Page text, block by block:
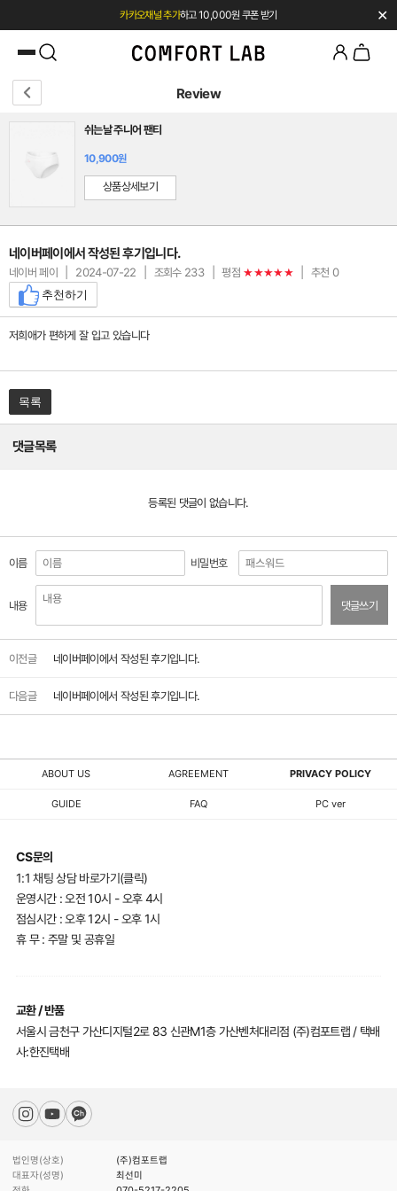
카카오채널 추가하고 10,000원 쿠폰 받기
첫 구매 시 베스트셀러 50% 즉시 할인
✕
Review
쉬는날 주니어 팬티
10,900원
상품상세보기
네이버페이에서 작성된 후기입니다.
네이버 페이 2024-07-22 조회수 233 평점 ★★★★★ 추천 0
추천하기
저희애가 편하게 잘 입고 있습니다
목록
댓글목록
등록된 댓글이 없습니다.
이름 비밀번호
내용 댓글쓰기
이전글 네이버페이에서 작성된 후기입니다.
다음글 네이버페이에서 작성된 후기입니다.
ABOUT US AGREEMENT PRIVACY POLICY
GUIDE FAQ PC ver
CS문의
1:1 채팅 상담 바로가기(클릭)
운영시간 : 오전 10시 - 오후 4시
점심시간 : 오후 12시 - 오후 1시
휴 무 : 주말 및 공휴일
교환 / 반품
서울시 금천구 가산디지털2로 83 신관M1층 가산벤처대리점 (주)컴포트랩 / 택배
사:한진택배
법인명(상호)
(주)컴포트랩
대표자(성명)
최선미